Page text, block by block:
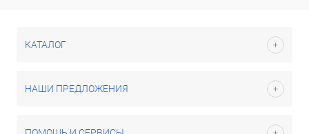
КАТАЛОГ
НАШИ ПРЕДЛОЖЕНИЯ